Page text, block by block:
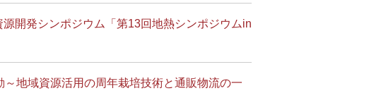
開発シンポジウム「第13回地熱シンポジウムin
地域資源活用の周年栽培技術と通販物流の一